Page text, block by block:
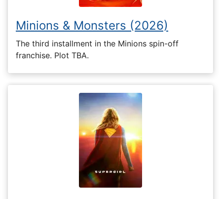
Minions & Monsters (2026)
The third installment in the Minions spin-off
franchise. Plot TBA.